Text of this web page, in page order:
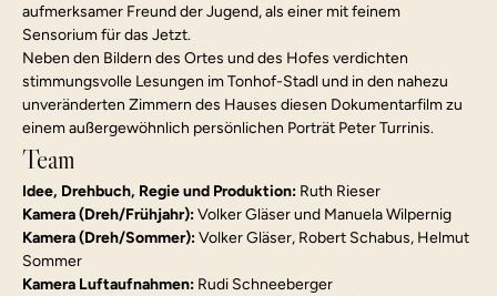
aufmerksamer Freund der Jugend, als einer mit feinem
Sensorium für das Jetzt.
Neben den Bildern des Ortes und des Hofes verdichten
stimmungsvolle Lesungen im Tonhof-Stadl und in den nahezu
unveränderten Zimmern des Hauses diesen Dokumentarfilm zu
einem außergewöhnlich persönlichen Porträt Peter Turrinis.
Team
Idee, Drehbuch, Regie und Produktion: Ruth Rieser
Kamera (Dreh/Frühjahr): Volker Gläser und Manuela Wilpernig
Kamera (Dreh/Sommer): Volker Gläser, Robert Schabus, Helmut
Sommer
Kamera Luftaufnahmen: Rudi Schneeberger